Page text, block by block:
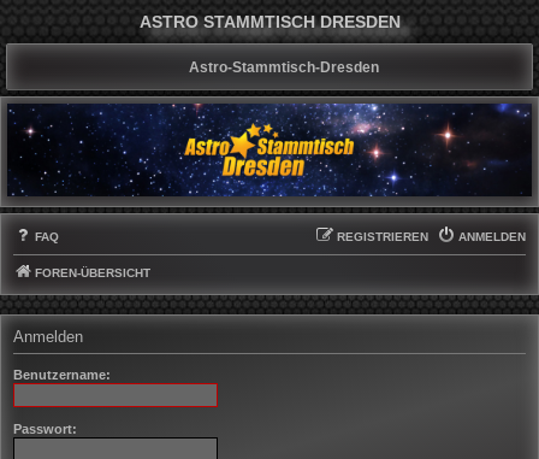
ASTRO STAMMTISCH DRESDEN
Astro-Stammtisch-Dresden
FAQ ANMELDEN
REGISTRIEREN
FOREN-ÜBERSICHT
Anmelden
Benutzername:
Passwort: